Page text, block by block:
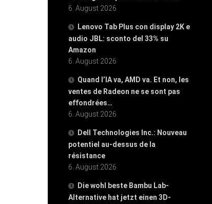
6. August 2026
Lenovo Tab Plus con display 2K e
audio JBL: sconto del 33% su
Amazon
6. August 2026
Quand l’IA va, AMD va. Et non, les
ventes de Radeon ne se sont pas
effondrées…
6. August 2026
Dell Technologies Inc.: Nouveau
potentiel au-dessus de la
résistance
6. August 2026
Die wohl beste Bambu Lab-
Alternative hat jetzt einen 3D-